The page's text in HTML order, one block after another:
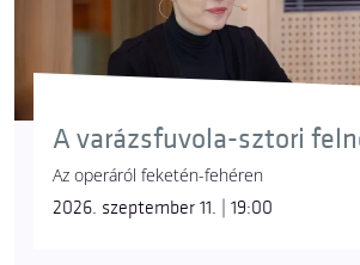
A varázsfuvola-sztori
Az operáról feketén-fehéren
2026. szeptember 11. | 19:00